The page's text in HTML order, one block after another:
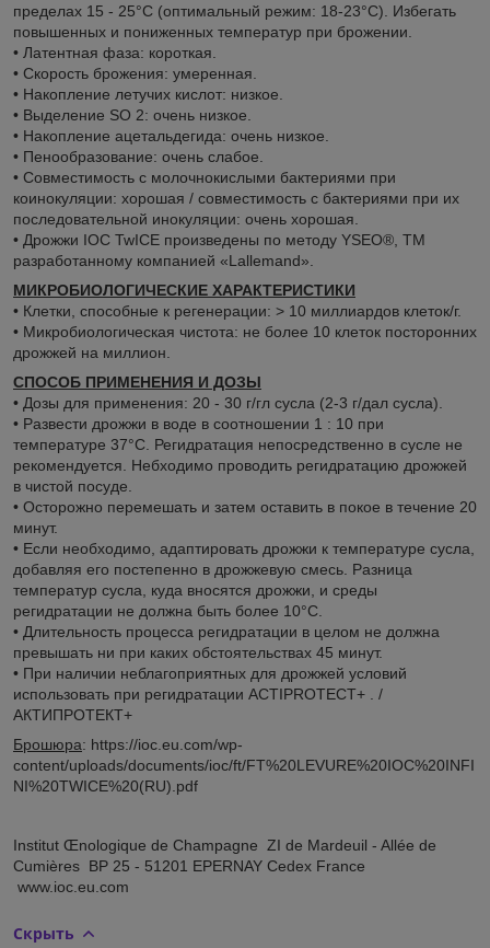
пределах 15 - 25°C (оптимальный режим: 18-23°C). Избегать
повышенных и пониженных температур при брожении.
• Латентная фаза: короткая.
• Скорость брожения: умеренная.
• Накопление летучих кислот: низкое.
• Выделение SO 2: очень низкое.
• Накопление ацетальдегида: очень низкое.
• Пенообразование: очень слабое.
• Совместимость с молочнокислыми бактериями при
коинокуляции: хорошая / совместимость с бактериями при их
последовательной инокуляции: очень хорошая.
• Дрожжи IOC TwICE произведены по методу YSEO®, TM
разработанному компанией «Lallemand».
МИКРОБИОЛОГИЧЕСКИЕ ХАРАКТЕРИСТИКИ
• Клетки, способные к регенерации: > 10 миллиардов клеток/г.
• Микробиологическая чистота: не более 10 клеток посторонних
дрожжей на миллион.
СПОСОБ ПРИМЕНЕНИЯ И ДОЗЫ
• Дозы для применения: 20 - 30 г/гл сусла (2-3 г/дал сусла).
• Развести дрожжи в воде в соотношении 1 : 10 при
температуре 37°C. Регидратация непосредственно в сусле не
рекомендуется. Небходимо проводить регидратацию дрожжей
в чистой посуде.
• Осторожно перемешать и затем оставить в покое в течение 20
минут.
• Если необходимо, адаптировать дрожжи к температуре сусла,
добавляя его постепенно в дрожжевую смесь. Разница
температур сусла, куда вносятся дрожжи, и среды
регидратации не должна быть более 10°C.
• Длительность процесса регидратации в целом не должна
превышать ни при каких обстоятельствах 45 минут.
• При наличии неблагоприятных для дрожжей условий
использовать при регидратации ACTIPROTECT+ . /
АКТИПРОТЕКТ+
Брошюра: https://ioc.eu.com/wp-
content/uploads/documents/ioc/ft/FT%20LEVURE%20IOC%20INFI
NI%20TWICE%20(RU).pdf
Institut Œnologique de Champagne ZI de Mardeuil - Allée de
Cumières BP 25 - 51201 EPERNAY Cedex France
www.ioc.eu.com
Скрыть